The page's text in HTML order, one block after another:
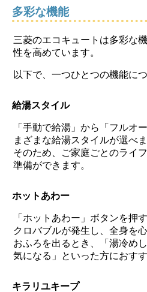
多彩な機能
三菱のエコキュートは多彩な
性を高めています。
以下で、一つひとつの機能に
給湯スタイル
「手動で給湯」から「フルオ
まざまな給湯スタイルが選べま
そのため、ご家庭ごとのライ
準備ができます。
ホットあわー
「ホットあわー」ボタンを押
クロバブルが発生し、全身を
おふろを出るとき、「湯冷め
気になる」といった方におすす
キラリユキープ